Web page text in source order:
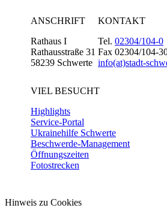
ANSCHRIFT
Rathaus I
Rathausstraße 31
58239 Schwerte
KONTAKT
Tel. 02304/104-0
Fax 02304/104-
info(at)stadt-
VIEL BESUCHT
Highlights
Service-Portal
Ukrainehilfe Schwerte
Beschwerde-Management
Öffnungszeiten
Fotostrecken
Hinweis zu Cookies